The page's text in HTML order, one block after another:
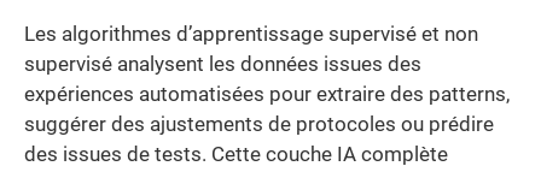
Les algorithmes d’apprentissage supervisé et non
supervisé analysent les données issues des
expériences automatisées pour extraire des patterns,
suggérer des ajustements de protocoles ou prédire
des issues de tests. Cette couche IA complète